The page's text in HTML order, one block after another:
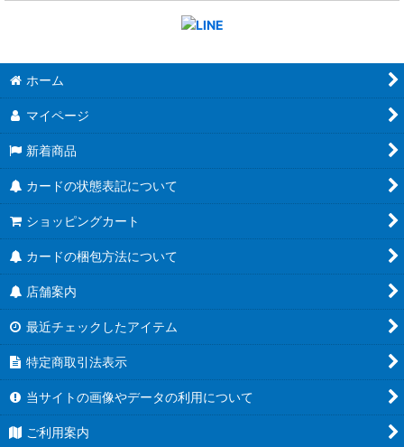
ホーム
マイページ
新着商品
カードの状態表記について
ショッピングカート
カードの梱包方法について
店舗案内
最近チェックしたアイテム
特定商取引法表示
当サイトの画像やデータの利用について
ご利用案内